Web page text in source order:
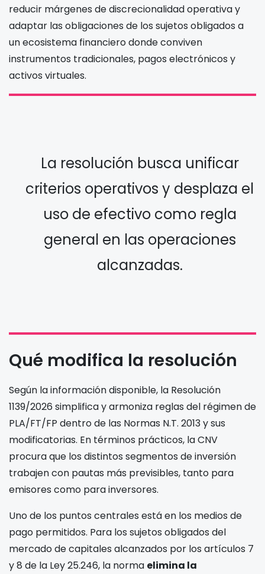
reducir márgenes de discrecionalidad operativa y
adaptar las obligaciones de los sujetos obligados a
un ecosistema financiero donde conviven
instrumentos tradicionales, pagos electrónicos y
activos virtuales.
La resolución busca unificar
criterios operativos y desplaza el
uso de efectivo como regla
general en las operaciones
alcanzadas.
Qué modifica la resolución
Según la información disponible, la Resolución
1139/2026 simplifica y armoniza reglas del régimen de
PLA/FT/FP dentro de las Normas N.T. 2013 y sus
modificatorias. En términos prácticos, la CNV
procura que los distintos segmentos de inversión
trabajen con pautas más previsibles, tanto para
emisores como para inversores.
Uno de los puntos centrales está en los medios de
pago permitidos. Para los sujetos obligados del
mercado de capitales alcanzados por los artículos 7
y 8 de la Ley 25.246, la norma elimina la